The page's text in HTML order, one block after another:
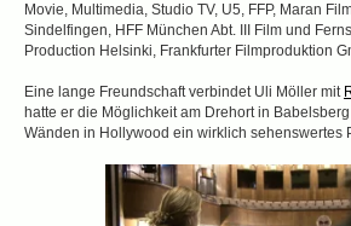
Movie, Multimedia, Studio TV, U5, FFP, Maran
Sindelfingen, HFF München Abt. III Film und
Production Helsinki, Frankfurter Filmproduktion
Eine lange Freundschaft verbindet Uli Möller mit
hatte er die Möglichkeit am Drehort in
Wänden in Hollywood ein wirklich sehenswertes